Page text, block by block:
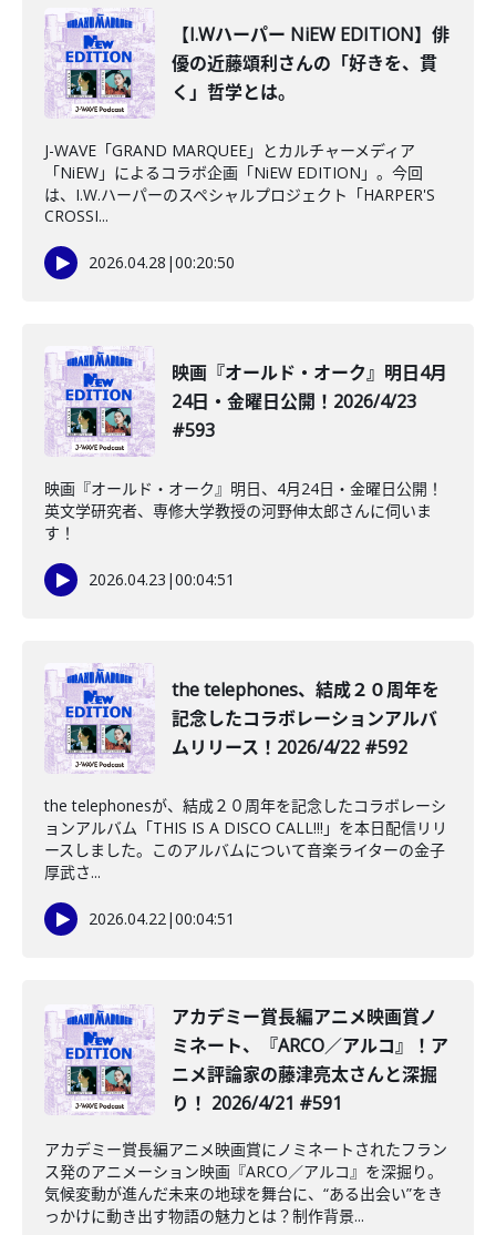
【I.Wハーパー NiEW EDITION】俳
優の近藤頌利さんの「好きを、貫
く」哲学とは。
J-WAVE「GRAND MARQUEE」とカルチャーメディア
「NiEW」によるコラボ企画「NiEW EDITION」。今回
は、I.W.ハーパーのスペシャルプロジェクト「HARPER'S
CROSSI...
2026.04.28 |00:20:50
映画『オールド・オーク』明日4月
24日・金曜日公開！2026/4/23
#593
映画『オールド・オーク』明日、4月24日・金曜日公開！
英文学研究者、専修大学教授の河野伸太郎さんに伺いま
す！
2026.04.23 |00:04:51
the telephones、結成２０周年を
記念したコラボレーションアルバ
ムリリース！2026/4/22 #592
the telephonesが、結成２０周年を記念したコラボレーシ
ョンアルバム「THIS IS A DISCO CALL!!!」を本日配信リリ
ースしました。このアルバムについて音楽ライターの金子
厚武さ...
2026.04.22|00:04:51
️アカデミー賞長編アニメ映画賞ノ
ミネート、『ARCO／アルコ』！ア
ニメ評論家の藤津亮太さんと深掘
り！ 2026/4/21 #591
アカデミー賞長編アニメ映画賞にノミネートされたフラン
ス発のアニメーション映画『ARCO／アルコ』を深掘り。
気候変動が進んだ未来の地球を舞台に、“ある出会い”をき
っかけに動き出す物語の魅力とは？制作背景...